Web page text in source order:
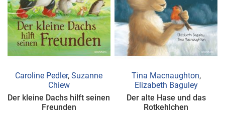
Caroline Pedler,Suzanne
Chiew
Der kleine Dachs hilft seinen
Freunden
Tina Macnaughton,
Elizabeth Baguley
Der alte Hase und das
Rotkehlchen